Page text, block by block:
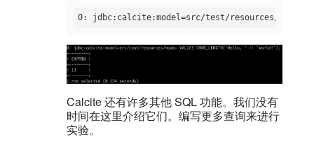
Calcite 还有许多其他 SQL 功能。我们没有
时间在这里介绍它们。编写更多查询来进行
实验。